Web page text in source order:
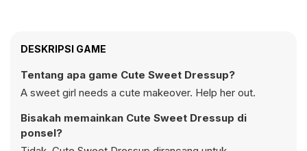
DESKRIPSI GAME
Tentang apa game Cute Sweet Dressup?
A sweet girl needs a cute makeover. Help her out.
Bisakah memainkan Cute Sweet Dressup di
ponsel?